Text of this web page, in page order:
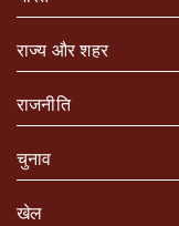
राज्य और शहर
राजनीति
चुनाव
खेल